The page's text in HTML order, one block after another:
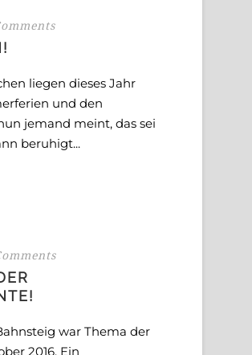
liegen dieses Jahr
und den
jemand meint, das sei
beruhigt...
war Thema der
2016. Ein